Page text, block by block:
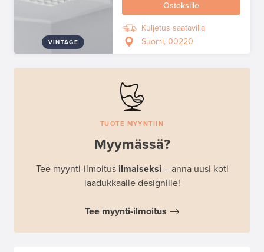
VINTAGE
Ostoksille
Kuljetus saatavilla
Suomi, 00220
TUOTE MYYNTIIN
Myymässä?
Tee myynti-ilmoitus ilmaiseksi – anna uusi koti
laadukkaalle designille!
Tee myynti-ilmoitus